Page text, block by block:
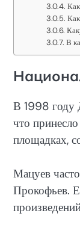
В
В 1998 году
что
площадках,
Мацуев
Прокофьев.